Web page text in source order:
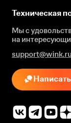
Техническая
Мы с
на
support@wink.ru
Написать